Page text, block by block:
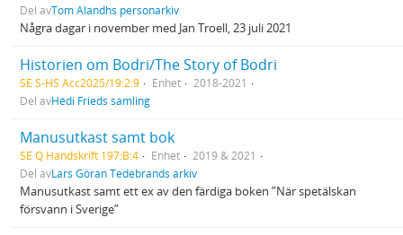
Del avTom Alandhs personarkiv
Några dagar i november med Jan Troell, 23 juli 2021
Historien om Bodri/The Story of Bodri
SE S-HS Acc2025/19:2:9 Enhet
2018-2021
Del avHédi Frieds samling
Manusutkast samt bok
SE Q Handskrift 197:B:4 Enhet
2019 & 2021
Del avLars Göran Tedebrands arkiv
Manusutkast samt ett ex av den färdiga boken ”När spetälskan
försvann i Sverige”